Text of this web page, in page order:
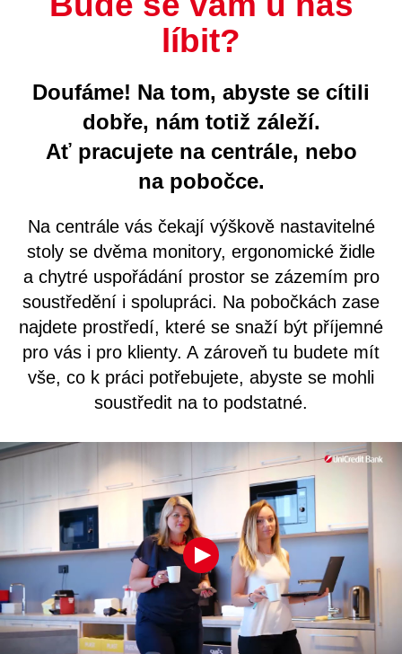
líbit?
Doufáme! Na tom, abyste se cítili
dobře, nám totiž záleží.
Ať pracujete na centrále, nebo
na pobočce.
Na centrále vás čekají výškově nastavitelné
stoly se dvěma monitory, ergonomické židle
a chytré uspořádání prostor se zázemím pro
soustředění i spolupráci. Na pobočkách zase
najdete prostředí, které se snaží být příjemné
pro vás i pro klienty. A zároveň tu budete mít
vše, co k práci potřebujete, abyste se mohli
soustředit na to podstatné.